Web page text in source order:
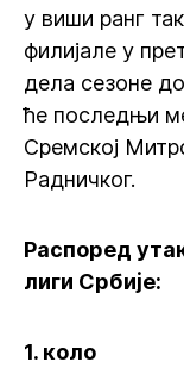
у виши ранг
филијале у
дела сезоне
ће последњи
Сремској
Радничког.
Распоред
лиги Србије:
1. коло